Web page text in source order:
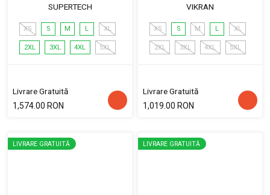
SUPERTECH
XS S M L XL
2XL 3XL 4XL 5XL
Livrare Gratuită
1,574.00 RON
VIKRAN
XS S M L XL
2XL 3XL 4XL 5XL
Livrare Gratuită
1,019.00 RON
LIVRARE GRATUITĂ LIVRARE GRATUITĂ